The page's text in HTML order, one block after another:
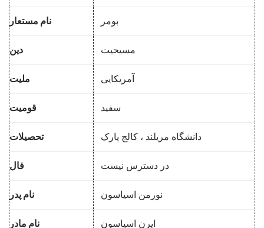
نام مستعار بومر
دین مسیحیت
ملیت آمریکایی
قومیت سفید
تحصیلات دانشگاه مریلند ، کالج پارک
فال در دسترس نیست
نام پدر نورمن اسیاسون
نام مادر ایرن اسیاسون